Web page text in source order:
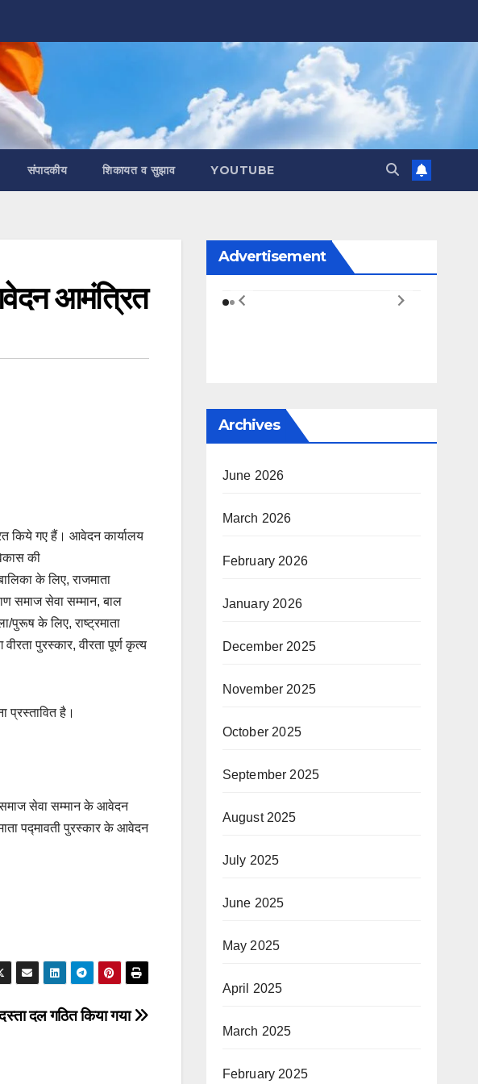
संपादकीय शिकायत व सुझाव YOUTUBE
आमंत्रित
किये गए हैं। आवेदन कार्यालय
की
के लिए, राजमाता
समाज सेवा सम्मान, बाल
पुरूष के लिए, राष्ट्रमाता
पुरस्कार, वीरता पूर्ण कृत्य
प्रस्तावित है।
समाज सेवा सम्मान के आवेदन
पद्मावती पुरस्कार के आवेदन
दल गठित किया गया
Advertisement
Archives
June 2026
March 2026
February 2026
January 2026
December 2025
November 2025
October 2025
September 2025
August 2025
July 2025
June 2025
May 2025
April 2025
March 2025
February 2025